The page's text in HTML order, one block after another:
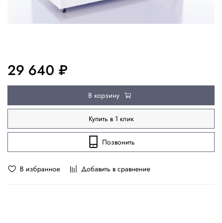
В избранное Добавить в сравнение
29 640 ₽
В корзину
Купить в 1 клик
Позвонить